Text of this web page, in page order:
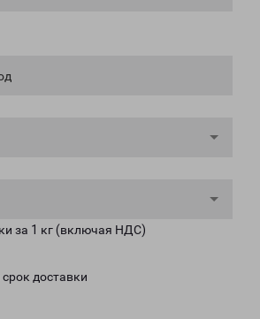
за 1 кг (включая НДС)
доставки